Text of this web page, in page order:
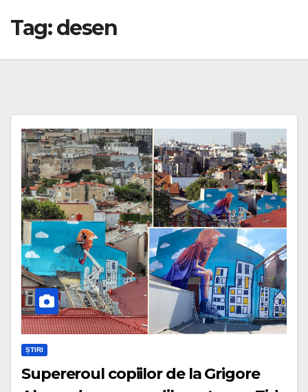
Tag:desen
ȘTIRI
Supereroul copiilor de la Grigore